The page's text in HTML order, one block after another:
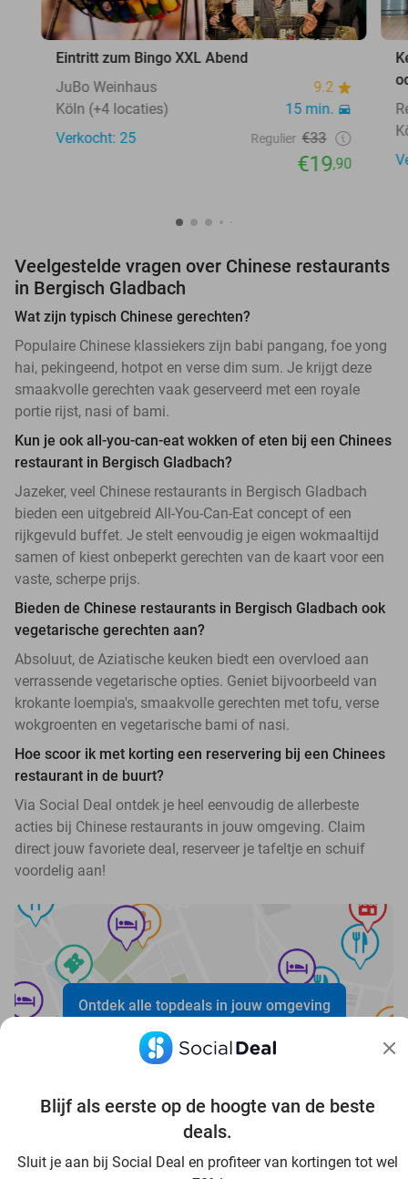
Blijf als eerste op de hoogte van de beste
deals.
Sluit je aan bij Social Deal en profiteer van kortingen tot wel
Eintritt zum Bingo XXL Abend
JuBo Weinhaus
9.2
Köln (+4 locaties)
15 min.
Verkocht: 25
Regulier €33
€19,90
Veelgestelde vragen over Chinese restaurants
in Bergisch Gladbach
Wat zijn typisch Chinese gerechten?
Populaire Chinese klassiekers zijn babi pangang, foe yong
hai, pekingeend, hotpot en verse dim sum. Je krijgt deze
smaakvolle gerechten vaak geserveerd met een royale
portie rijst, nasi of bami.
Kun je ook all-you-can-eat wokken of eten bij een Chinees
restaurant in Bergisch Gladbach?
Jazeker, veel Chinese restaurants in Bergisch Gladbach
bieden een uitgebreid All-You-Can-Eat concept of een
rijkgevuld buffet. Je stelt eenvoudig je eigen wokmaaltijd
samen of kiest onbeperkt gerechten van de kaart voor een
vaste, scherpe prijs.
Bieden de Chinese restaurants in Bergisch Gladbach ook
vegetarische gerechten aan?
Absoluut, de Aziatische keuken biedt een overvloed aan
verrassende vegetarische opties. Geniet bijvoorbeeld van
krokante loempia's, smaakvolle gerechten met tofu, verse
wokgroenten en vegetarische bami of nasi.
Hoe scoor ik met korting een reservering bij een Chinees
restaurant in de buurt?
Via Social Deal ontdek je heel eenvoudig de allerbeste
acties bij Chinese restaurants in jouw omgeving. Claim
direct jouw favoriete deal, reserveer je tafeltje en schuif
voordelig aan!
Ontdek alle topdeals in jouw omgeving
Voordelig genieten in Bergisch Gladbach: haal deal-